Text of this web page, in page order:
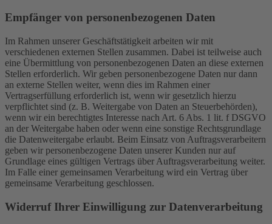
Empfänger von personenbezogenen Daten
Im Rahmen unserer Geschäftstätigkeit arbeiten wir mit
verschiedenen externen Stellen zusammen. Dabei ist teilweise auch
eine Übermittlung von personenbezogenen Daten an diese externen
Stellen erforderlich. Wir geben personenbezogene Daten nur dann
an externe Stellen weiter, wenn dies im Rahmen einer
Vertragserfüllung erforderlich ist, wenn wir gesetzlich hierzu
verpflichtet sind (z. B. Weitergabe von Daten an Steuerbehörden),
wenn wir ein berechtigtes Interesse nach Art. 6 Abs. 1 lit. f DSGVO
an der Weitergabe haben oder wenn eine sonstige Rechtsgrundlage
die Datenweitergabe erlaubt. Beim Einsatz von Auftragsverarbeitern
geben wir personenbezogene Daten unserer Kunden nur auf
Grundlage eines gültigen Vertrags über Auftragsverarbeitung weiter.
Im Falle einer gemeinsamen Verarbeitung wird ein Vertrag über
gemeinsame Verarbeitung geschlossen.
Widerruf Ihrer Einwilligung zur Datenverarbeitung